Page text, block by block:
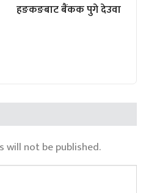
हङकङबाट बैंकक पुगे देउवा
will not be published.